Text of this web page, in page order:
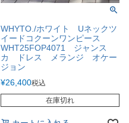
WHYTO./ホワイト Uネックツ
イードコクーンワンピース
WHT25FOP4071 ジャンス
カ ドレス メランジ オケー
ジョン
¥26,400税込
在庫切れ